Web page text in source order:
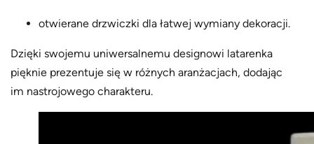
otwierane drzwiczki dla łatwej wymiany dekoracji.
Dzięki swojemu uniwersalnemu designowi latarenka
pięknie prezentuje się w różnych aranżacjach, dodając
im nastrojowego charakteru.